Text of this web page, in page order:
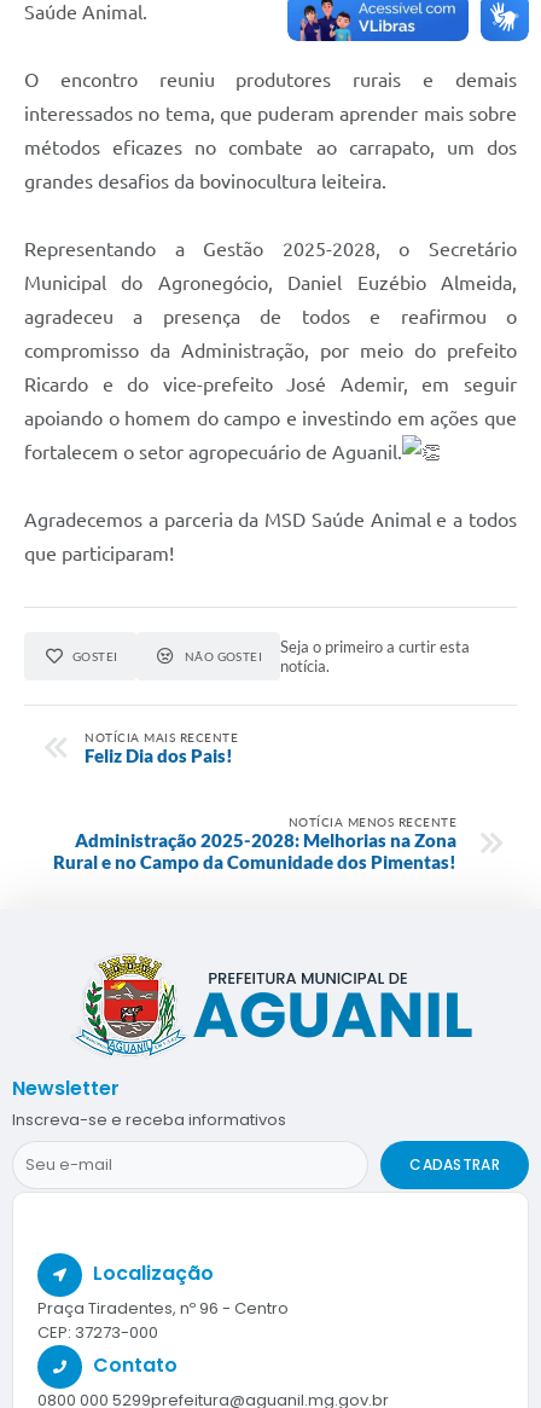
Saúde Animal.
O encontro reuniu produtores rurais e demais
interessados no tema, que puderam aprender mais sobre
métodos eficazes no combate ao carrapato, um dos
grandes desafios da bovinocultura leiteira.
Representando a Gestão 2025-2028, o Secretário
Municipal do Agronegócio, Daniel Euzébio Almeida,
agradeceu a presença de todos e reafirmou o
compromisso da Administração, por meio do prefeito
Ricardo e do vice-prefeito José Ademir, em seguir
apoiando o homem do campo e investindo em ações que
fortalecem o setor agropecuário de Aguanil.
Agradecemos a parceria da MSD Saúde Animal e a todos
que participaram!
GOSTEI NÃO GOSTEI
Seja o primeiro a curtir esta
notícia.
NOTÍCIA MAIS RECENTE
Feliz Dia dos Pais!
NOTÍCIA MENOS RECENTE
Administração 2025-2028: Melhorias na Zona
Rural e no Campo da Comunidade dos Pimentas!
Localização
Praça Tiradentes, nº 96 - Centro
CEP: 37273-000
Contato
0800 000 5299prefeitura@aguanil.mg.gov.br
Newsletter
Inscreva-se e receba informativos
CADASTRAR